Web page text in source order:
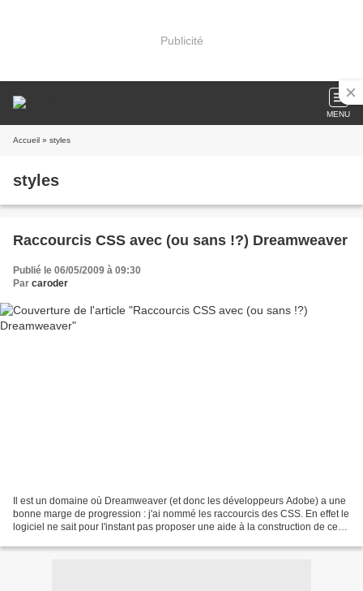
Publicité
MENU
Accueil » styles
styles
Raccourcis CSS avec (ou sans !?) Dreamweaver
Publié le 06/05/2009 à 09:30
Par caroder
Il est un domaine où Dreamweaver (et donc les développeurs Adobe) a une
bonne marge de progression : j'ai nommé les raccourcis des CSS. En effet le
logiciel ne sait pour l'instant pas proposer une aide à la construction de ces